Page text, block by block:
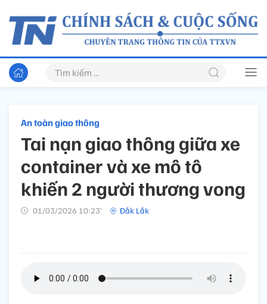
An toàn giao thông
Tai nạn giao thông giữa xe
container và xe mô tô
khiến 2 người thương vong
01/03/2026 10:23’ Đắk Lắk